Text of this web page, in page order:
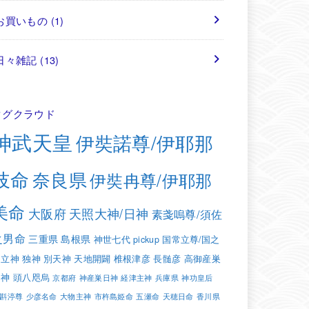
買いもの (1)
々雑記 (13)
クラウド
武天皇 伊奘諾尊/伊耶那
命奈良県伊奘冉尊/伊耶那
命 大阪府天照大神/日神 素戔嗚尊/須佐
命 三重県 島根県 神世七代 pickup 国常立尊/国之
神 独神 別天神 天地開闢 椎根津彦 長髄彦 高御産巣
頭八咫烏 京都府 神産巣日神 経津主神 兵庫県 神功皇后
渟尊 少彦名命 大物主神 市杵島姫命 五瀬命 天穂日命 香川県